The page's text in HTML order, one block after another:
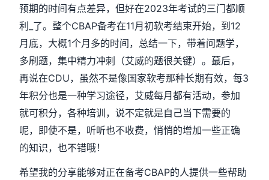
预期的时间有点差异，但好在2023年考试的三门都顺
利_了。整个CBAP备考在11月初软考结束开始，到12
月底，大概1个月多的时间，总结一下，带着问题学，
多刷题，集中精力冲刺（艾威的题很关键）。蕞后，
再说在CDU，虽然不是像国家软考那种长期有效，每3
年积分也是一种学习途径，艾威每月都有活动，参加
就可积分，各种培训，说不定就是自己当下需要的
呢，即使不是，听听也不收费，悄悄的增加一些正确
的知识，也不错哦！
希望我的分享能够对正在备考CBAP的人提供一些帮助